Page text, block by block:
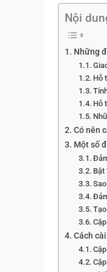
Nội
Những
Hỗ
Hỗ
Có nên
Một số
Bật
Cách